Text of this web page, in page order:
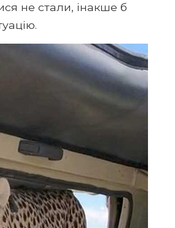
не стали, інакше б